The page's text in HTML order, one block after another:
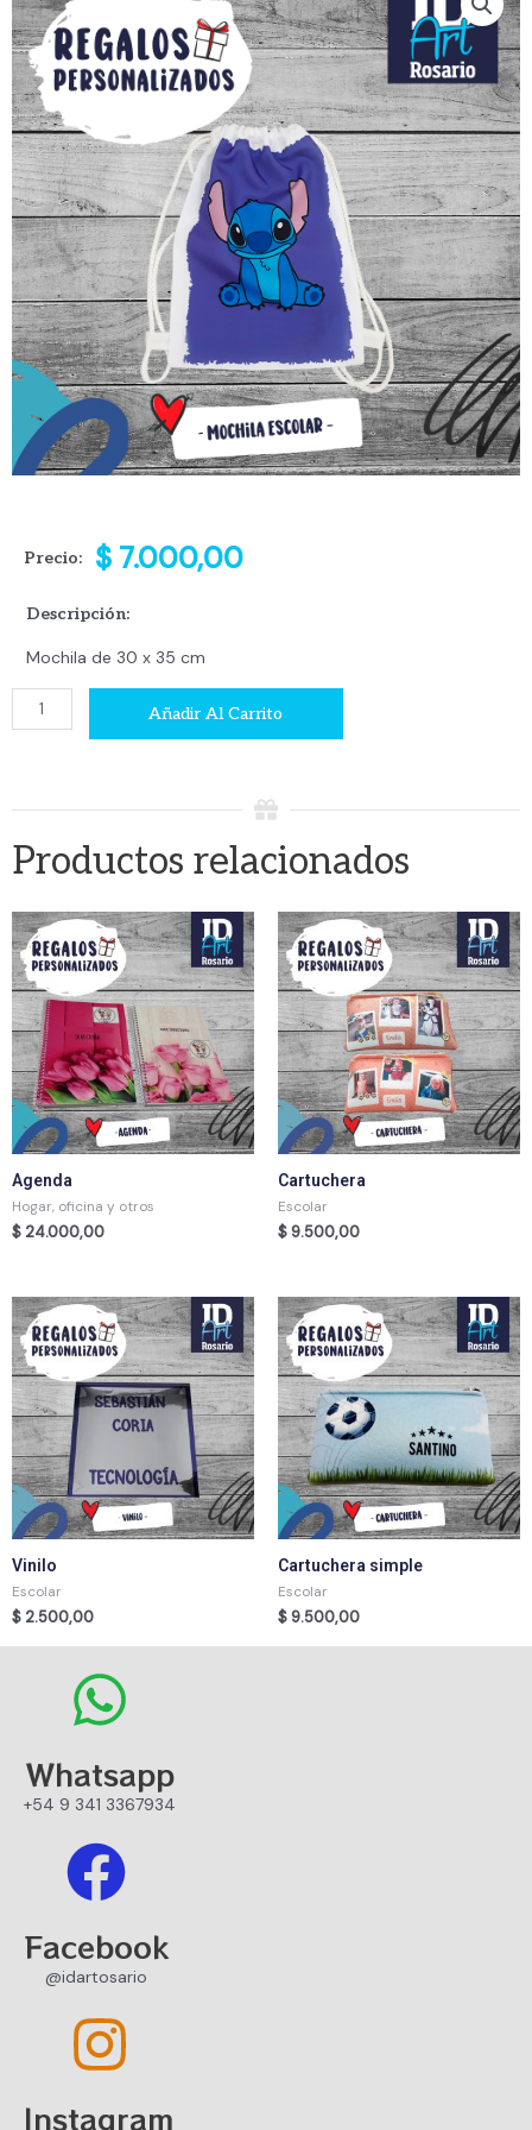
Precio: $ 7.000,00
Descripción:
Mochila de 30 x 35 cm
Mochila
infantil
cantidad
Añadir Al Carrito
Productos relacionados
Agenda
Hogar, oficina y otros
$ 24.000,00
Cartuchera
Escolar
$9.500,00
Vinilo
Escolar
$ 2.500,00
Cartuchera simple
Escolar
$9.500,00
Whatsapp
+54 9 341 3367934
Facebook
@idartosario
Instagram